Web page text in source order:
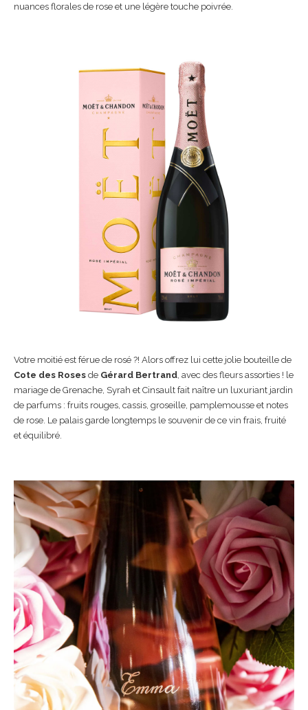
nuances florales de rose et une légère touche poivrée.
Votre moitié est férue de rosé ?! Alors offrez lui cette jolie bouteille de
Cote des Roses de Gérard Bertrand , avec des fleurs assorties ! le
mariage de Grenache, Syrah et Cinsault fait naître un luxuriant jardin
de parfums : fruits rouges, cassis, groseille, pamplemousse et notes
de rose. Le palais garde longtemps le souvenir de ce vin frais, fruité
et équilibré.